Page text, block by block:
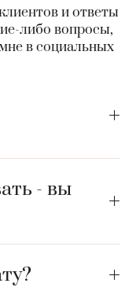
и ответы
либо вопросы,
в социальных
- вы